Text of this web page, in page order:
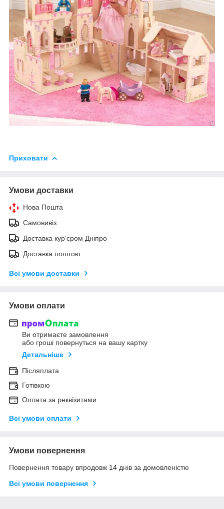
Приховати
Умови доставки
Нова Пошта
Самовивіз
Доставка кур'єром Дніпро
Доставка поштою
Всі умови доставки
Умови оплати
Ви отримаєте замовлення
або гроші повернуться на вашу картку
Детальніше
Післяплата
Готівкою
Оплата за реквізитами
Всі умови оплати
Умови повернення
Повернення товару впродовж 14 днів за домовленістю
Всі умови повернення